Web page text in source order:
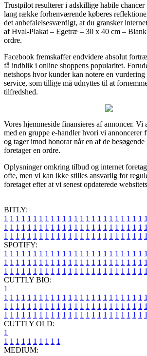
Trustpilot resulterer i adskillige habile
lang række forhenværende køberes
det anbefalelsesværdigt, at du gransker
af Hval-Plakat – Egetræ – 30 x 40 cm –
ordre.
Facebook fremskaffer endvidere absolut
få indblik i online shoppens popularitet.
netshops hvor kunder kan notere en
service, som tillige må udnyttes til at
tilfredshed.
Vores hjemmeside finansieres af annoncer. Vi
med en gruppe e-handler hvori vi annoncerer
og tager imod honorar når en af de besøgende
foretager en ordre.
Oplysninger omkring tilbud og internet
ofte, men vi kan ikke stilles ansvarlig for
foretaget efter at vi senest opdaterede
BITLY:
1 1 1 1 1 1 1 1 1 1 1 1 1 1 1 1 1 1 1 1 1 1 1 1 1
1 1 1 1 1 1 1 1 1 1 1 1 1 1 1 1 1 1 1 1 1 1 1 1 1
1 1 1 1 1 1 1 1 1 1 1 1 1 1 1 1 1 1 1 1 1 1 1 1 1
SPOTIFY:
1 1 1 1 1 1 1 1 1 1 1 1 1 1 1 1 1 1 1 1 1 1 1 1 1
1 1 1 1 1 1 1 1 1 1 1 1 1 1 1 1 1 1 1 1 1 1 1 1 1
1 1 1 1 1 1 1 1 1 1 1 1 1 1 1 1 1 1 1 1 1 1 1 1 1
CUTTLY BIO:
1
1 1 1 1 1 1 1 1 1 1 1 1 1 1 1 1 1 1 1 1 1 1 1 1 1
1 1 1 1 1 1 1 1 1 1 1 1 1 1 1 1 1 1 1 1 1 1 1 1 1
1 1 1 1 1 1 1 1 1 1 1 1 1 1 1 1 1 1 1 1 1 1 1 1 1
CUTTLY OLD:
1
1 1 1 1 1 1 1 1 1 1
MEDIUM: